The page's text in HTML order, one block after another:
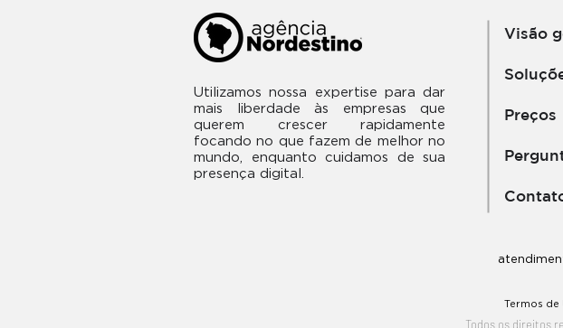
Utilizamos nossa expertise para dar
mais liberdade às empresas que
querem crescer rapidamente
focando no que fazem de melhor no
mundo, enquanto cuidamos de sua
presença digital.
Visão
Preços
Termos de
Todos os direitos